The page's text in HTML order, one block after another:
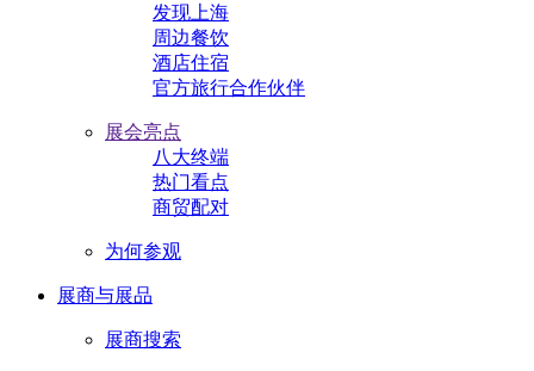
发现上海
周边餐饮
酒店住宿
官方旅行合作伙伴
展会亮点
八大终端
热门看点
商贸配对
为何参观
展商与展品
展商搜索